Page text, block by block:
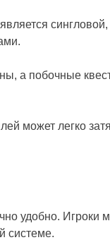
а побочные
может легко
удобно. Игроки
системе.